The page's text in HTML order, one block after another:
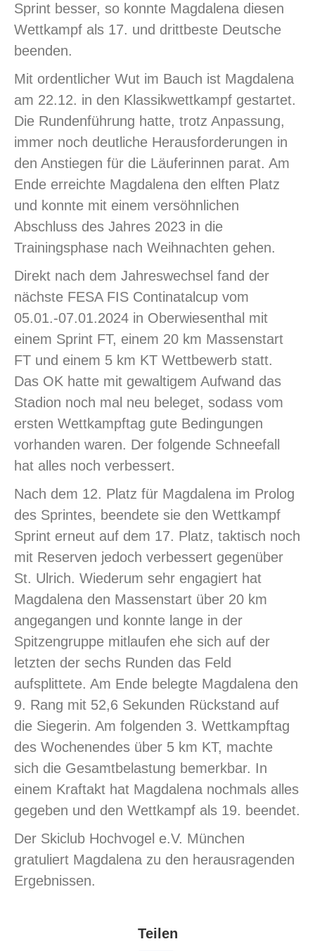
Sprint besser, so konnte Magdalena diesen
Wettkampf als 17. und drittbeste Deutsche
beenden.
Mit ordentlicher Wut im Bauch ist Magdalena
am 22.12. in den Klassikwettkampf gestartet.
Die Rundenführung hatte, trotz Anpassung,
immer noch deutliche Herausforderungen in
den Anstiegen für die Läuferinnen parat. Am
Ende erreichte Magdalena den elften Platz
und konnte mit einem versöhnlichen
Abschluss des Jahres 2023 in die
Trainingsphase nach Weihnachten gehen.
Direkt nach dem Jahreswechsel fand der
nächste FESA FIS Continatalcup vom
05.01.-07.01.2024 in Oberwiesenthal mit
einem Sprint FT, einem 20 km Massenstart
FT und einem 5 km KT Wettbewerb statt.
Das OK hatte mit gewaltigem Aufwand das
Stadion noch mal neu beleget, sodass vom
ersten Wettkampftag gute Bedingungen
vorhanden waren. Der folgende Schneefall
hat alles noch verbessert.
Nach dem 12. Platz für Magdalena im Prolog
des Sprintes, beendete sie den Wettkampf
Sprint erneut auf dem 17. Platz, taktisch noch
mit Reserven jedoch verbessert gegenüber
St. Ulrich. Wiederum sehr engagiert hat
Magdalena den Massenstart über 20 km
angegangen und konnte lange in der
Spitzengruppe mitlaufen ehe sich auf der
letzten der sechs Runden das Feld
aufsplittete. Am Ende belegte Magdalena den
9. Rang mit 52,6 Sekunden Rückstand auf
die Siegerin. Am folgenden 3. Wettkampftag
des Wochenendes über 5 km KT, machte
sich die Gesamtbelastung bemerkbar. In
einem Kraftakt hat Magdalena nochmals alles
gegeben und den Wettkampf als 19. beendet.
Der Skiclub Hochvogel e.V. München
gratuliert Magdalena zu den herausragenden
Ergebnissen.
Teilen